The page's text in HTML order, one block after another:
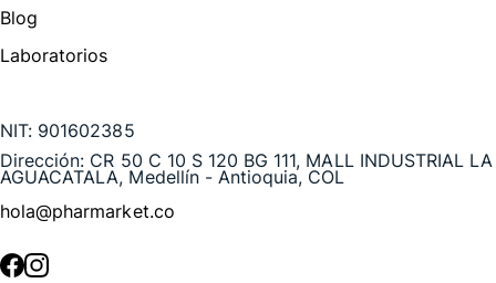
Blog
Laboratorios
NIT: 901602385
Dirección: CR 50 C 10 S 120 BG 111, MALL INDUSTRIAL LA
AGUACATALA, Medellín - Antioquia, COL
hola@pharmarket.co